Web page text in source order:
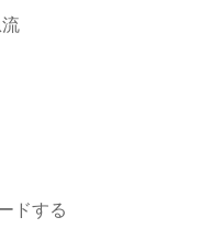
ドする